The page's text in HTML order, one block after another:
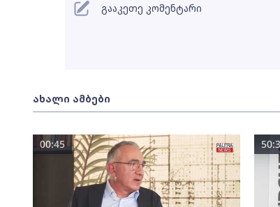
ახალი ამბები
00:45
გააკეთე კომენტარი